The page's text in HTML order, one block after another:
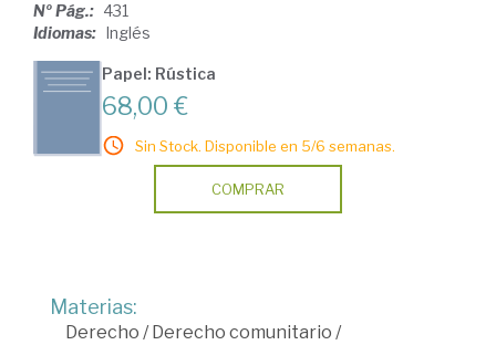
Nº Pág.: 431
Idiomas: Inglés
Papel: Rústica
68,00 €
Sin Stock. Disponible en 5/6 semanas.
COMPRAR
Materias:
Derecho /Derecho comunitario /